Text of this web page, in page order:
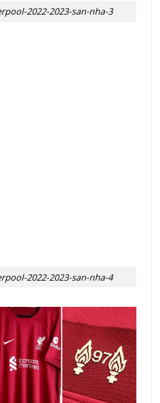
2022-2023-san-nha-3
2022-2023-san-nha-4